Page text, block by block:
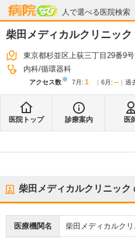
人で選べる医院検索
病院なび
柴田メディカルクリニック
東京都杉並区上荻三丁目29番9
内科 循環器科
アクセス数※ 7月 : 1 6月 : -- 過
医院トップ 診療案内 医
柴田メディカルクリニック
医療機関名 柴田メディカルクリ